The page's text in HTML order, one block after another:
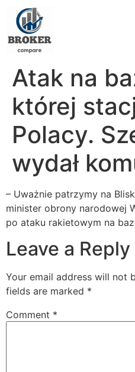
Atak na
której
Polacy.
wydał
– Uważnie patrzymy na
minister obrony narodowej
po ataku rakietowym na
Leave a Reply
Your email address will not
fields are marked *
Comment *